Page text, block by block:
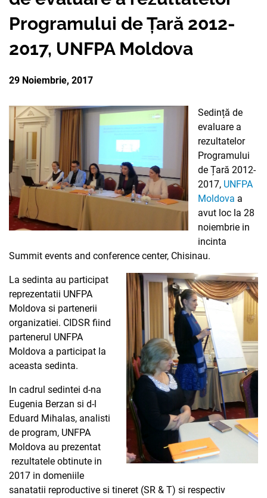
PARTENERII
AVORTUL
PREVENIREA
DREPTURI SEXUALE
NOUTĂȚI NOUTATI CIDSR
DE LA PARTENERII
CONTACTE
Programului de Țară 2012-
2017, UNFPA Moldova
29 Noiembrie, 2017
Sedință de
evaluare a
rezultatelor
Programului
de Țară 2012-
2017, UNFPA
Moldova a
avut loc la 28
noiembrie in
incinta
Summit events and conference center, Chisinau.
La sedinta au participat
reprezentatii UNFPA
Moldova si partenerii
organizatiei. CIDSR fiind
partenerul UNFPA
Moldova a participat la
aceasta sedinta.
In cadrul sedintei d-na
Eugenia Berzan si d-l
Eduard Mihalas, analisti
de program, UNFPA
Moldova au prezentat
rezultatele obtinute in
2017 in domeniile
sanatatii reproductive si tineret (SR & T) si respectiv